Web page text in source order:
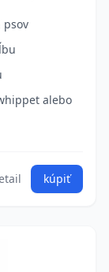
psov
alebo
kúpiť